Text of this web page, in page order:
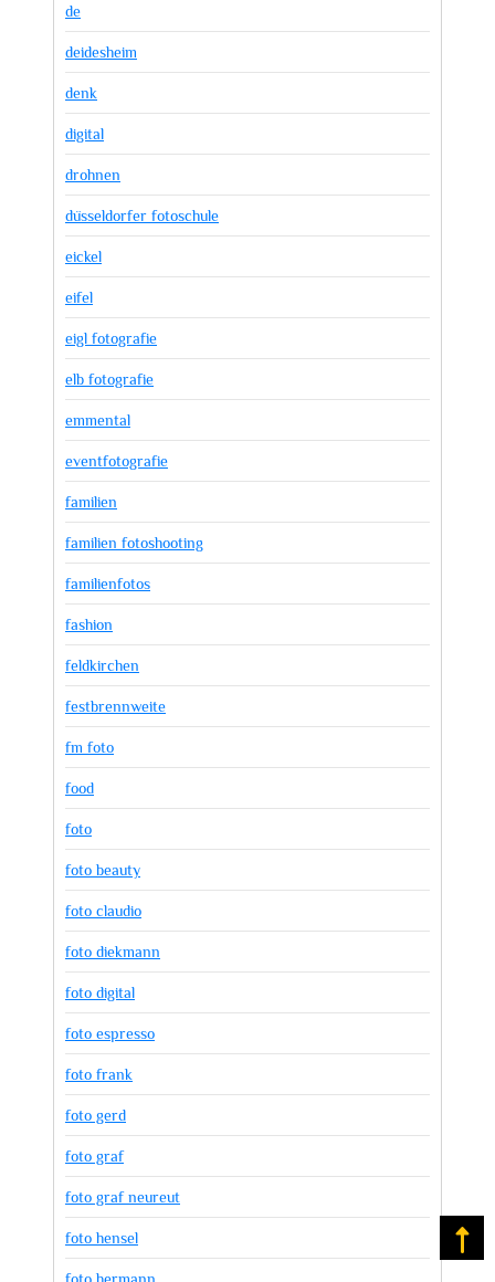
de
deidesheim
denk
digital
drohnen
düsseldorfer fotoschule
eickel
eifel
eigl fotografie
elb fotografie
emmental
eventfotografie
familien
familien fotoshooting
familienfotos
fashion
feldkirchen
festbrennweite
fm foto
food
foto
foto beauty
foto claudio
foto diekmann
foto digital
foto espresso
foto frank
foto gerd
foto graf
foto graf neureut
foto hensel